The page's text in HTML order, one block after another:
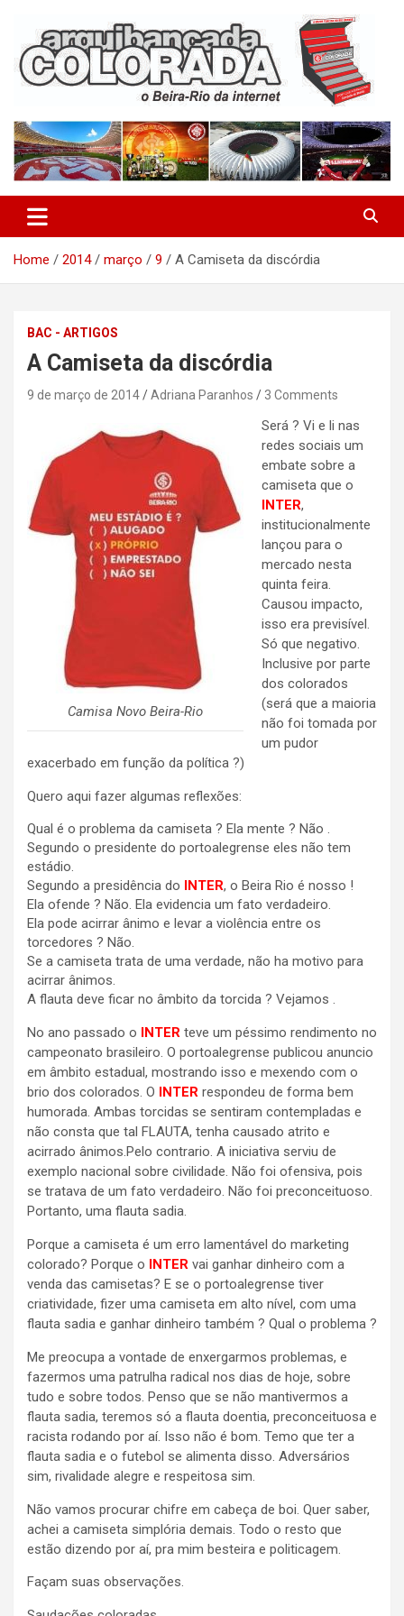
content
Arquibancada Colorada
Home 2014 março 9 A Camiseta da discórdia
BAC - ARTIGOS
A Camiseta da discórdia
9 de março de 2014 Adriana Paranhos 3 Comments
Camisa Novo Beira-Rio
Será ? Vi e li nas
redes sociais um
embate sobre a
camiseta que o
INTER,
institucionalmente
lançou para o
mercado nesta
quinta feira.
Causou impacto,
isso era previsível.
Só que negativo.
Inclusive por parte
dos colorados
(será que a maioria
não foi tomada por
um pudor
exacerbado em função da política ?)
Quero aqui fazer algumas reflexões:
Qual é o problema da camiseta ? Ela mente ? Não .
Segundo o presidente do portoalegrense eles não tem
estádio.
Segundo a presidência do INTER, o Beira Rio é nosso !
Ela ofende ? Não. Ela evidencia um fato verdadeiro.
Ela pode acirrar ânimo e levar a violência entre os
torcedores ? Não.
Se a camiseta trata de uma verdade, não ha motivo para
acirrar ânimos.
A flauta deve ficar no âmbito da torcida ? Vejamos .
No ano passado o INTER teve um péssimo rendimento no
campeonato brasileiro. O portoalegrense publicou anuncio
em âmbito estadual, mostrando isso e mexendo com o
brio dos colorados. O INTER respondeu de forma bem
humorada. Ambas torcidas se sentiram contempladas e
não consta que tal FLAUTA, tenha causado atrito e
acirrado ânimos.Pelo contrario. A iniciativa serviu de
exemplo nacional sobre civilidade. Não foi ofensiva, pois
se tratava de um fato verdadeiro. Não foi preconceituoso.
Portanto, uma flauta sadia.
Porque a camiseta é um erro lamentável do marketing
colorado? Porque o INTER vai ganhar dinheiro com a
venda das camisetas? E se o portoalegrense tiver
criatividade, fizer uma camiseta em alto nível, com uma
flauta sadia e ganhar dinheiro também ? Qual o problema ?
Me preocupa a vontade de enxergarmos problemas, e
fazermos uma patrulha radical nos dias de hoje, sobre
tudo e sobre todos. Penso que se não mantivermos a
flauta sadia, teremos só a flauta doentia, preconceituosa e
racista rodando por aí. Isso não é bom. Temo que ter a
flauta sadia e o futebol se alimenta disso. Adversários
sim, rivalidade alegre e respeitosa sim.
Não vamos procurar chifre em cabeça de boi. Quer saber,
achei a camiseta simplória demais. Todo o resto que
estão dizendo por aí, pra mim besteira e politicagem.
Façam suas observações.